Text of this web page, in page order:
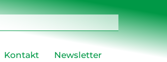
Kontakt Newsletter